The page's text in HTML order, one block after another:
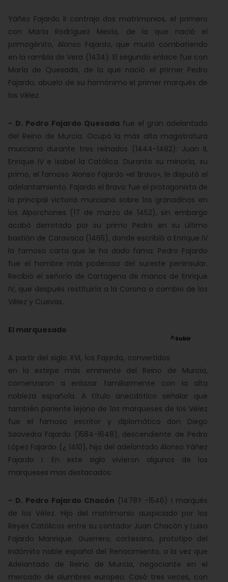
Yáñez Fajardo II contrajo dos matrimonios, el primero
con María Rodríguez Mexía, de la que nació el
primogénito, Alonso Fajardo, que murió combatiendo
en la rambla de Vera (1434). El segundo enlace fue con
María de Quesada, de la que nació el primer Pedro
Fajardo, abuelo de su homónimo el primer marqués de
los Vélez.
- D. Pedro Fajardo Quesada fue el gran adelantado
del Reino de Murcia. Ocupó la más alta magistratura
murciana durante tres reinados (1444-1482): Juan II,
Enrique IV e Isabel la Católica. Durante su minoría, su
primo, el famoso Alonso Fajardo «el Bravo», le disputó el
adelantamiento. Fajardo el Bravo fue el protagonista de
la principal victoria murciana sobre los granadinos en
los Alporchones (17 de marzo de 1452), sin embargo
acabó derrotado por su primo Pedro en su último
bastión de Caravaca (1465), donde escribió a Enrique IV
la famosa carta que le ha dado fama. Pedro Fajardo
fue el hombre más poderoso del sureste peninsular.
Recibió el señorío de Cartagena de manos de Enrique
IV, que después restituiría a la Corona a cambio de los
Vélez y Cuevas.
^Subir
El marquesado
A partir del siglo XVI, los Fajardo, convertidos
en la estirpe más eminente del Reino de Murcia,
comenzaron a enlazar familiarmente con la alta
nobleza española. A título anecdótico señalar que
también pariente lejano de los marqueses de los Vélez
fue el famoso escritor y diplomático don Diego
Saavedra Fajardo (1584-1648), descendiente de Pedro
López Fajardo (¿ 1410), hijo del adelantado Alonso Yáñez
Fajardo I. En este siglo vivieron algunos de los
marqueses mas destacados:
- D. Pedro Fajardo Chacón (1478? -1546) I marqués
de los Vélez. Hijo del matrimonio auspiciado por los
Reyes Católicos entre su contador Juan Chacón y Luisa
Fajardo Manrique. Guerrero, cortesano, prototipo del
indómito noble español del Renacimiento, a la vez que
Adelantado de Reino de Murcia, negociante en el
mercado de alumbres europeo. Casó tres veces, con